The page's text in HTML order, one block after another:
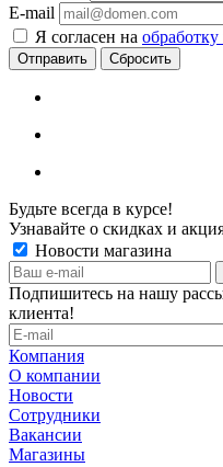
E-mail
Я согласен на
Сбросить
Будьте всегда в курсе!
Узнавайте о скидках и
Новости магазина
Подпишитесь на нашу
клиента!
Компания
О компании
Новости
Сотрудники
Вакансии
Магазины